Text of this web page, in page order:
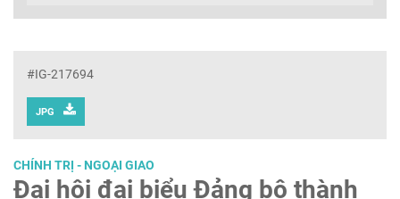
#IG-217694
JPG
CHÍNH TRỊ - NGOẠI GIAO
Đại hội đại biểu Đảng bộ thành